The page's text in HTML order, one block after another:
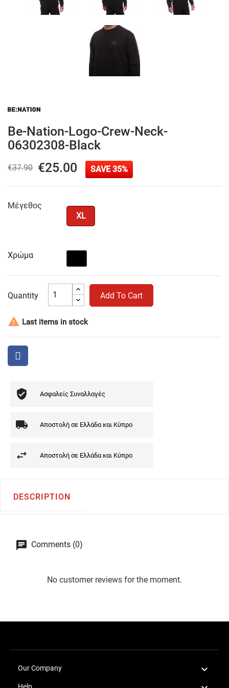
Be-Nation-Logo-Crew-Neck-
06302308-Black
€37.90 €25.00 SAVE 35%
Μέγεθος
XL
Χρώμα
Quantity Add To Cart
 Last items in stock
Ασφαλείς Συναλλαγές
Αποστολή σε Ελλάδα και Κύπρο
Αποστολή σε Ελλάδα και Κύπρο
DESCRIPTION
Comments (0)
No customer reviews for the moment.
Our Company 